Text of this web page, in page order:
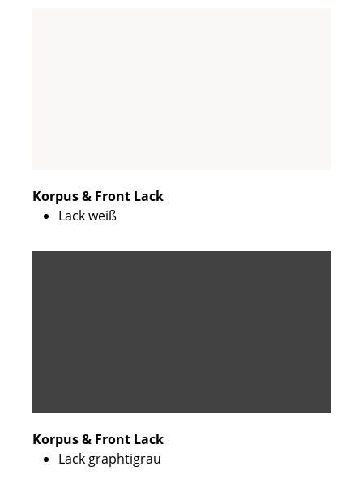
Korpus & Front Lack
Lack weiß
Korpus & Front Lack
Lack graphtigrau